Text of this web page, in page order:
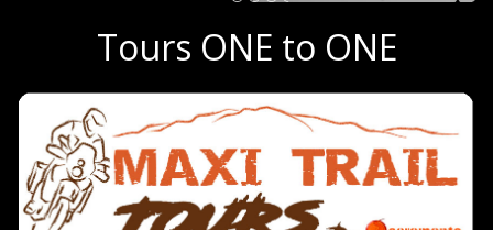
Tours ONE to ONE